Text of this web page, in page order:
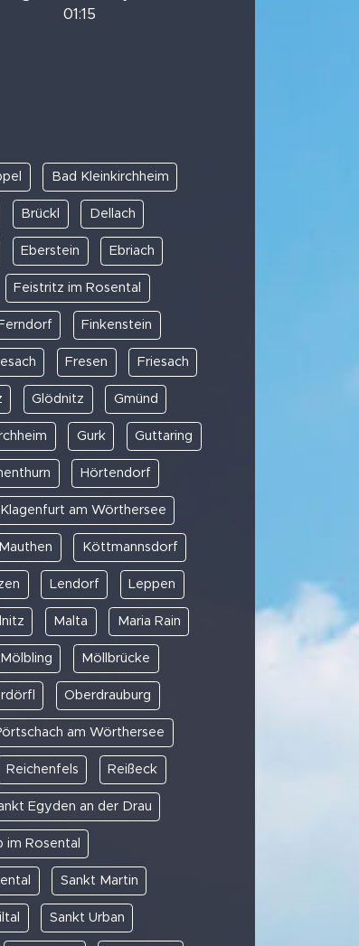
01:15
Bad Kleinkirchheim
Brückl Dellach
Eberstein Ebriach
Feistritz im Rosental
Ferndorf Finkenstein
Fresen Friesach
Glödnitz Gmünd
Gurk Guttaring
Hörtendorf
Klagenfurt am Wörthersee
Köttmannsdorf
Lendorf Leppen
Malta Maria Rain
Mölbling Möllbrücke
Oberdrauburg
am Wörthersee
Reichenfels Reißeck
Egyden an der Drau
im Rosental
Sankt Martin
Sankt Urban